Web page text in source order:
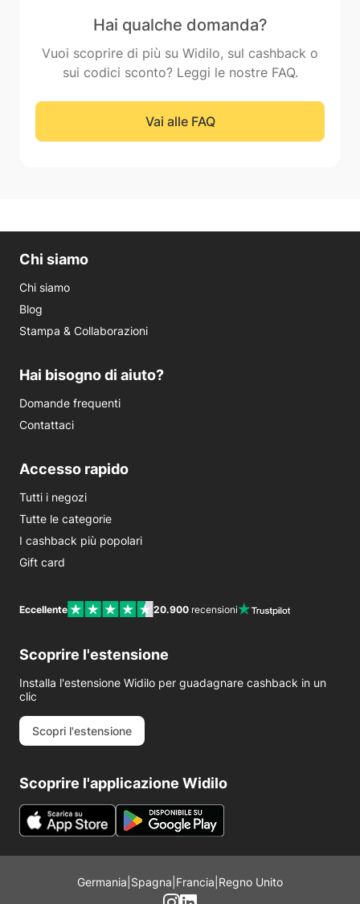
Hai qualche domanda?
Vuoi scoprire di più su Widilo, sul cashback o
sui codici sconto? Leggi le nostre FAQ.
Vai alle FAQ
Chi siamo
Chi siamo
Blog
Stampa & Collaborazioni
Hai bisogno di aiuto?
Domande frequenti
Contattaci
Accesso rapido
Tutti i negozi
Tutte le categorie
I cashback più popolari
Gift card
Eccellente 20.900 recensioni
Scoprire l'estensione
Installa l'estensione Widilo per guadagnare cashback in un
clic
Scopri l'estensione
Scoprire l'applicazione Widilo
Germania Spagna Francia Regno Unito